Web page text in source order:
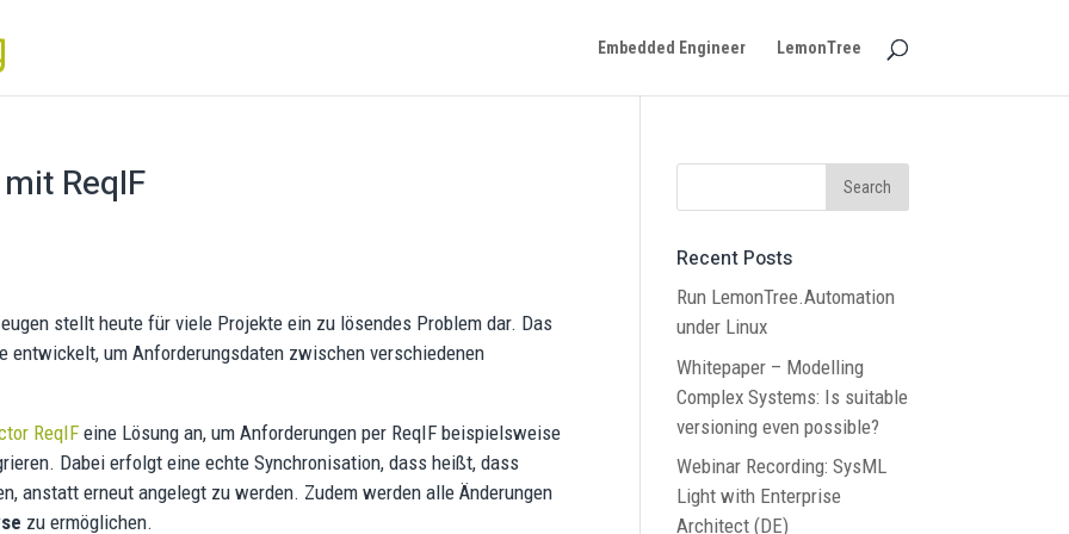
Embedded Engineer LemonTree
ReqIF
stellt heute für viele Projekte ein zu lösendes Problem dar. Das
entwickelt, um Anforderungsdaten zwischen verschiedenen
ReqIF eine Lösung an, um Anforderungen per ReqIF beispielsweise
Dabei erfolgt eine echte Synchronisation, dass heißt, dass
anstatt erneut angelegt zu werden. Zudem werden alle Änderungen
zu ermöglichen.
Recent Posts
Run LemonTree.Automation
under Linux
Whitepaper – Modelling
Complex Systems: Is suitable
versioning even possible?
Webinar Recording: SysML
Light with Enterprise
Architect (DE)